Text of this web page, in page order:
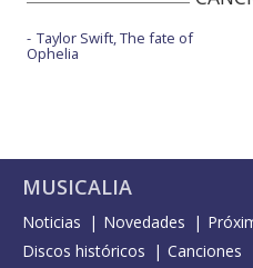
Taylor Swift, The fate of
Ophelia
MUSICALIA
Noticias Novedades
Discos históricos
Canciones